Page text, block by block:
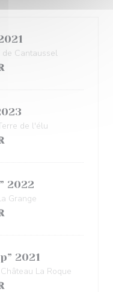
de Cantaussel
de l'élu
2022
Grange
2021
La Roque